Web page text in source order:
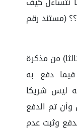
(مستند رقم
من مذكرة
دفع به
ليس شريكا
تم الدفع
وثبت عدم